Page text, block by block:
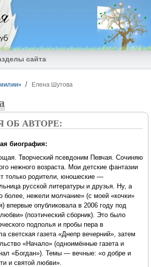
сайта
Елена Шутова
АВТОРЕ:
биография:
Творческий псевдоним Певчая. Сочиняю
нежного возраста. Мои детские фантазии
только родители, юношеские —
русской литературы и друзья. Ну, а
более, нежели молчание» (с моей «кочки»
впервые опубликовала в 2006 году под
(поэтический сборник). Это было
подполья и пробы пера в
светская газета «Днепр вечерний», затем
«Начало» (одноимённые газета и
«Богдан»). Темы — вечные: «о добре и
и святой любви».